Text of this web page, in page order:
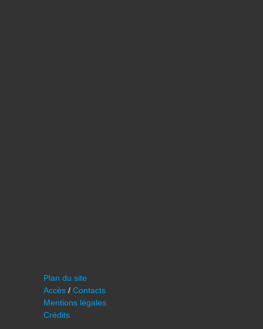
Plan du site
Accès / Contacts
Mentions légales
Crédits